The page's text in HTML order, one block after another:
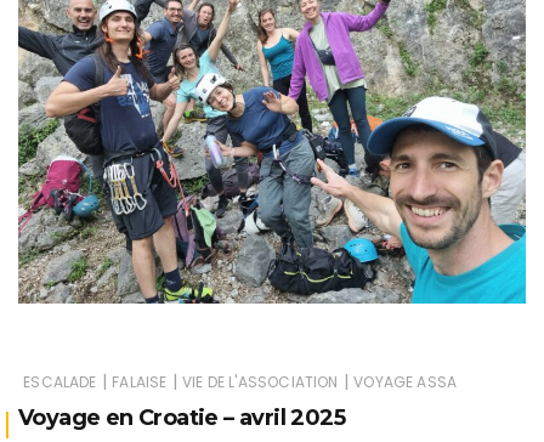
ESCALADE | FALAISE | VIE DE L'ASSOCIATION | VOYAGE ASSA
Voyage en Croatie – avril 2025